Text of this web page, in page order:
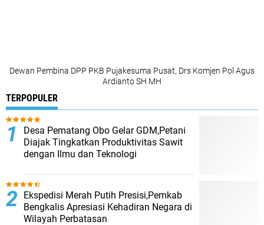
Dewan Pembina DPP PKB Pujakesuma Pusat, Drs Komjen Pol Agus
Ardianto SH MH
TERPOPULER
Desa Pematang Obo Gelar GDM,Petani
Diajak Tingkatkan Produktivitas Sawit
dengan Ilmu dan Teknologi
Ekspedisi Merah Putih Presisi,Pemkab
Bengkalis Apresiasi Kehadiran Negara di
Wilayah Perbatasan